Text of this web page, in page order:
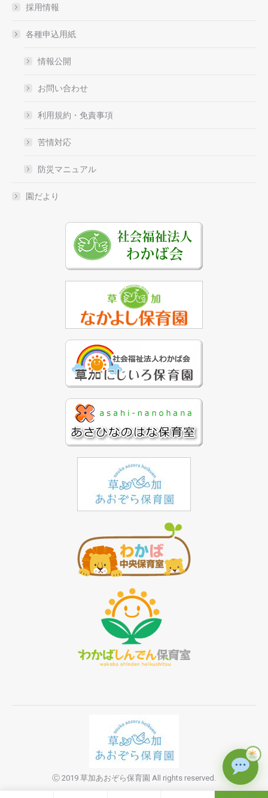
採用情報
各種申込用紙
情報公開
お問い合わせ
利用規約・免責事項
苦情対応
防災マニュアル
園だより
Ⓒ 2019 草加あおぞら保育園 All rights reserved.